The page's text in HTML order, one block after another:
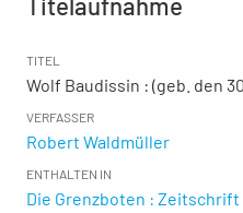
TITEL
Wolf Baudissin : (geb. den
VERFASSER
Robert Waldmüller
ENTHALTEN IN
Die Grenzboten :